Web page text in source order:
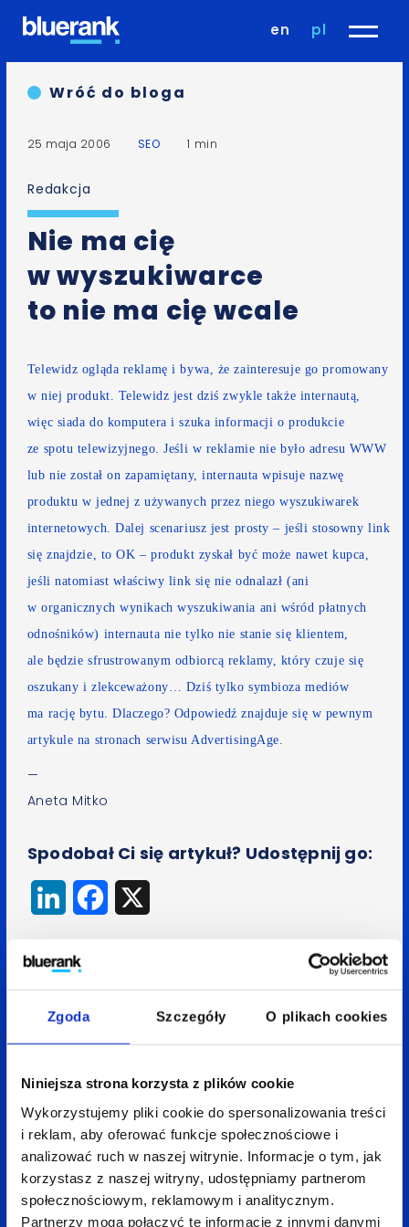
Zgoda Szczegóły O plikach cookies
Niniejsza strona korzysta z plików cookie
Wykorzystujemy pliki cookie do spersonalizowania treści
i reklam, aby oferować funkcje społecznościowe i
analizować ruch w naszej witrynie. Informacje o tym, jak
korzystasz z naszej witryny, udostępniamy partnerom
społecznościowym, reklamowym i analitycznym.
Partnerzy mogą połączyć te informacje z innymi danymi
en pl
Wróć do bloga
25 maja 2006 SEO 1 min
Redakcja
Nie ma cię
w wyszukiwarce
to nie ma cię wcale
Telewidz ogląda reklamę i bywa, że zainteresuje go promowany
w niej produkt. Telewidz jest dziś zwykle także internautą,
więc siada do komputera i szuka informacji o produkcie
ze spotu telewizyjnego. Jeśli w reklamie nie było adresu WWW
lub nie został on zapamiętany, internauta wpisuje nazwę
produktu w jednej z używanych przez niego wyszukiwarek
internetowych. Dalej scenariusz jest prosty – jeśli stosowny link
się znajdzie, to OK – produkt zyskał być może nawet kupca,
jeśli natomiast właściwy link się nie odnalazł (ani
w organicznych wynikach wyszukiwania ani wśród płatnych
odnośników) internauta nie tylko nie stanie się klientem,
ale będzie sfrustrowanym odbiorcą reklamy, który czuje się
oszukany i zlekceważony… Dziś tylkosymbioza mediów
ma rację bytu. Dlaczego? Odpowiedź znajduje się w pewnym
artykule na stronach serwisuAdvertisingAge.
—
Aneta Mitko
Spodobał Ci się artykuł? Udostępnij go:
LinkedInFacebook
Wróć do bloga
Zobacztakże: